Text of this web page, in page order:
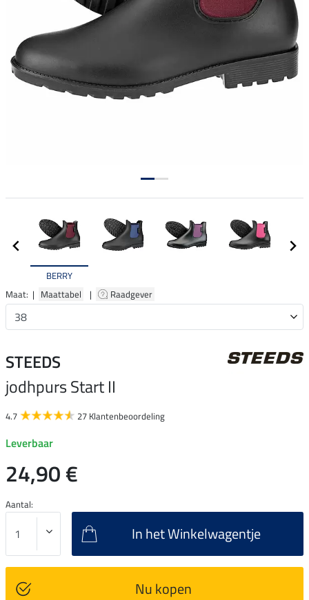
BERRY
Maat: | Maattabel | Raadgever
STEEDS
jodhpurs Start II
4.7 27 Klantenbeoordeling
Leverbaar
24,90 €
Aantal:
In het Winkelwagentje
Nu kopen